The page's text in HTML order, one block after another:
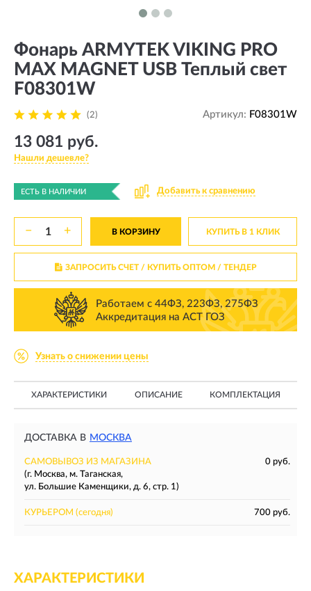
Фонарь ARMYTEK VIKING PRO
MAX MAGNET USB Теплый свет
F08301W
(2) Артикул: F08301W
13 081 руб.
Нашли дешевле?
ЕСТЬ В НАЛИЧИИ Добавить к сравнению
− + В КОРЗИНУ КУПИТЬ В 1 КЛИК
ЗАПРОСИТЬ СЧЕТ / КУПИТЬ ОПТОМ/ ТЕНДЕР
Работаем с 44ФЗ, 223ФЗ, 275ФЗ
Аккредитация на АСТ ГОЗ
Узнать о снижении цены
ХАРАКТЕРИСТИКИ ОПИСАНИЕ КОМПЛЕКТАЦИЯ
ДОСТАВКА В МОСКВА
САМОВЫВОЗ ИЗ МАГАЗИНА
0 руб.
(г. Москва, м. Таганская,
ул. Большие Каменщики, д. 6, стр. 1)
КУРЬЕРОМ (сегодня) 700 руб.
ХАРАКТЕРИСТИКИ